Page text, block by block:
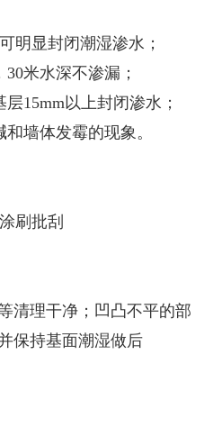
明显封闭潮湿渗水；
米水深不渗漏；
15mm以上封闭渗水；
墙体发霉的现象。
刷批刮
清理干净；凹凸不平的部
保持基面潮湿做后